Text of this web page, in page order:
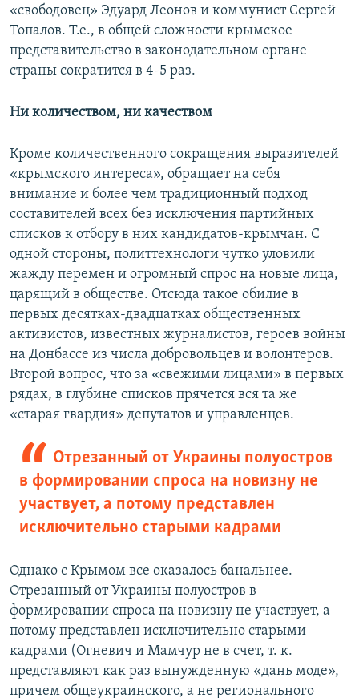
«свободовец» Эдуард Леонов и коммунист Сергей
Топалов. Т.е., в общей сложности крымское
представительство в законодательном органе
страны сократится в 4-5 раз.
Ни количеством, ни качеством
Кроме количественного сокращения выразителей
«крымского интереса», обращает на себя
внимание и более чем традиционный подход
составителей всех без исключения партийных
списков к отбору в них кандидатов-крымчан. С
одной стороны, политтехнологи чутко уловили
жажду перемен и огромный спрос на новые лица,
царящий в обществе. Отсюда такое обилие в
первых десятках-двадцатках общественных
активистов, известных журналистов, героев войны
на Донбассе из числа добровольцев и волонтеров.
Второй вопрос, что за «свежими лицами» в первых
рядах, в глубине списков прячется вся та же
«старая гвардия» депутатов и управленцев.
Отрезанный от Украины полуостров
в формировании спроса на новизну не
участвует, а потому представлен
исключительно старыми кадрами
Однако с Крымом все оказалось банальнее.
Отрезанный от Украины полуостров в
формировании спроса на новизну не участвует, а
потому представлен исключительно старыми
кадрами (Огневич и Мамчур не в счет, т. к.
представляют как раз вынужденную «дань моде»,
причем общеукраинского, а не регионального